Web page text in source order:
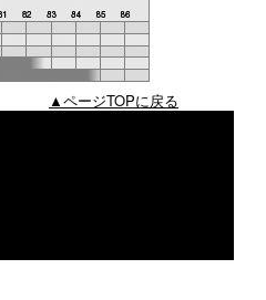
▲ページTOPに戻る